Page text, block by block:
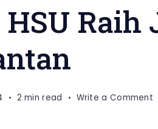
Raih
2 min read Write a Comment